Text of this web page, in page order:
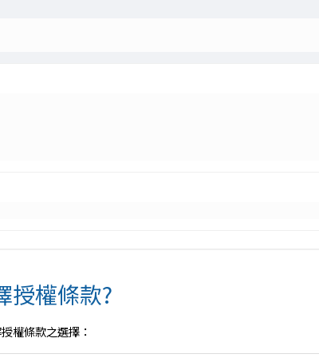
授權條款?
權條款之選擇：